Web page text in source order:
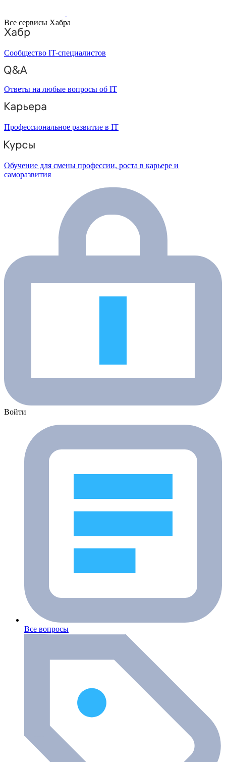
Все сервисы Хабра
Сообщество IT-специалистов
Ответы на любые вопросы об IT
Профессиональное развитие в IT
Обучение для смены профессии, роста в карьере и
саморазвития
Войти
Все вопросы